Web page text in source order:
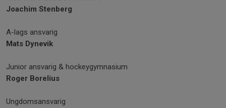
Joachim Stenberg
A-lags ansvarig
Mats Dynevik
Junior ansvarig & hockeygymnasium
Roger Borelius
Ungdomsansvarig